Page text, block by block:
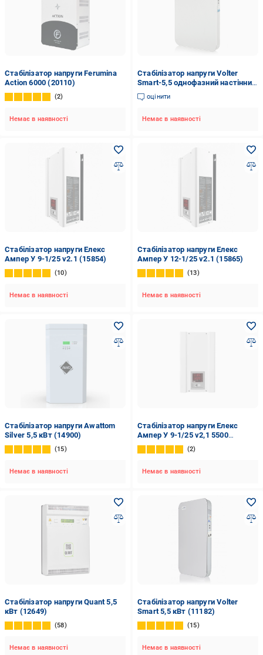
Стабілізатор напруги Ferumina
Action 6000 (20110)
2
Немає в наявності
Стабілізатор напруги Volter
Smart-5,5 однофазний настінний
5,5 кВт (18881329)
оцінити
Немає в наявності
Стабілізатор напруги Елекс
Ампер У 9-1/25 v2.1 (15854)
10
Немає в наявності
Стабілізатор напруги Елекс
Ампер У 12-1/25 v2.1 (15865)
13
Немає в наявності
Стабілізатор напруги Awattom
Silver 5,5 кВт (14900)
15
Немає в наявності
Стабілізатор напруги Елекс
Ампер У 9-1/25 v2,1 5500
(11362359)
2
Немає в наявності
Стабілізатор напруги Quant 5,5
кВт (12649)
58
Немає в наявності
Стабілізатор напруги Volter
Smart 5,5 кВт (11182)
15
Немає в наявності